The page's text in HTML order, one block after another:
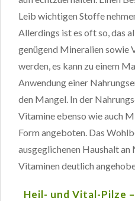
Leib wichtigen Stoffe
Allerdings ist es oft so, das
genügend Mineralien sowie
werden, es kann zu einem
Anwendung einer
den Mangel. In der
Vitamine ebenso wie auch
Form angeboten. Das
ausgeglichenen Haushalt
Vitaminen deutlich
Heil- und Vital-Pilze